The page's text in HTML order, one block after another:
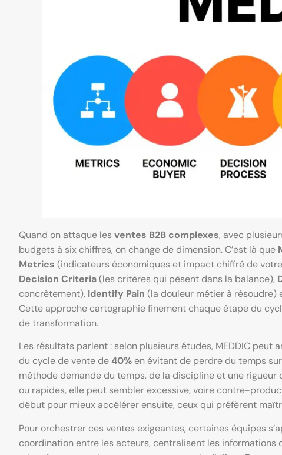
Quand on attaque les ventes B2B complexes, avec
budgets à six chiffres, on change de dimension. C’est là que
Metrics (indicateurs économiques et impact chiffré de
Decision Criteria(les critères qui pèsent dans la balance),
concrètement), Identify Pain (la douleur métier à résoudre)
Cette approche cartographie finement chaque étape du
de transformation.
Les résultats parlent : selon plusieurs études, MEDDIC peut
du cycle de vente de40% en évitant de perdre du temps
méthode demande du temps, de la discipline et une rigueur
ou rapides, elle peut sembler excessive, voire contre-
début pour mieux accélérer ensuite, ceux qui préfèrent
Pour orchestrer ces ventes exigeantes, certaines équipes
coordination entre les acteurs, centralisent les informations